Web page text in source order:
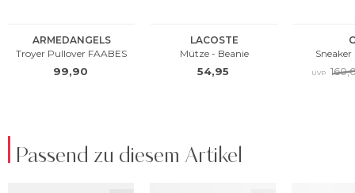
Passend zu diesem Artikel